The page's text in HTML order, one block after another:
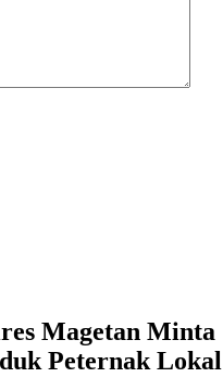
Magetan Minta
Peternak Lokal